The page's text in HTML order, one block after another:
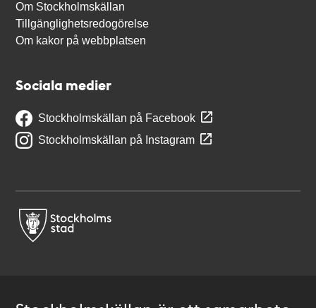
Om Stockholmskällan
Tillgänglighetsredogörelse
Om kakor på webbplatsen
Sociala medier
Stockholmskällan på Facebook
Stockholmskällan på Instagram